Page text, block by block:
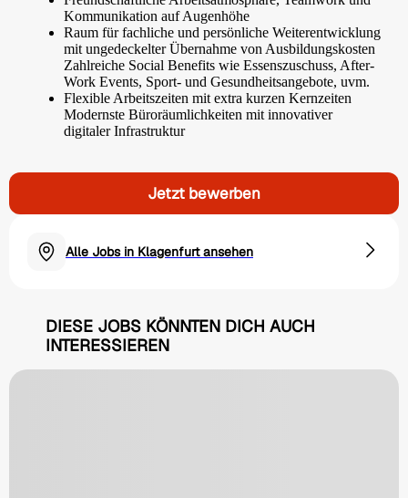
Kommunikation auf Augenhöhe
Raum für fachliche und persönliche Weiterentwicklung
mit ungedeckelter Übernahme von Ausbildungskosten
Zahlreiche Social Benefits wie Essenszuschuss, After-
Work Events, Sport- und Gesundheitsangebote, uvm.
Flexible Arbeitszeiten mit extra kurzen Kernzeiten
Modernste Büroräumlichkeiten mit innovativer
digitaler Infrastruktur
Jetzt bewerben
Alle Jobs in Klagenfurt ansehen
DIESE JOBS KÖNNTEN DICH AUCH
INTERESSIEREN